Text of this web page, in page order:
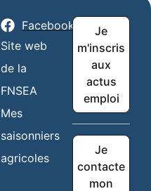
Facebook
Site web
de la
FNSEA
Mes
saisonniers
agricoles
Je
m'inscris
aux
actus
emploi
Je
contacte
mon